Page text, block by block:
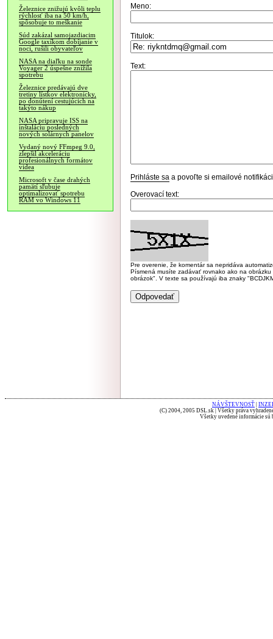
Železnice znižujú kvôli teplu
rýchlosť iba na 50 km/h,
spôsobuje to meškanie
Súd zakázal samojazdiacim
Google taxíkom dobíjanie v
noci, rušili obyvateľov
NASA na diaľku na sonde
Voyager 2 úspešne znížila
spotrebu
Železnice predávajú dve
tretiny lístkov elektronicky,
po donútení cestujúcich na
takýto nákup
NASA pripravuje ISS na
inštaláciu posledných
nových solárnych panelov
Vydaný nový FFmpeg 9.0,
zlepšil akceleráciu
profesionálnych formátov
videa
Microsoft v čase drahých
pamätí sľubuje
optimalizovať spotrebu
RAM vo Windows 11
Meno:
Titulok:
Text:
Prihláste sa a povoľte si emailové
Overovací text:
Pre overenie, že komentár sa nepridáva
Písmená musíte zadávať rovnako ako na
obrázok". V texte sa používajú iba znaky
NÁVŠTEVNOSŤ
(C) 2004, 2005 DSL.sk | Všetky práva
Všetky uvedené informácie sú